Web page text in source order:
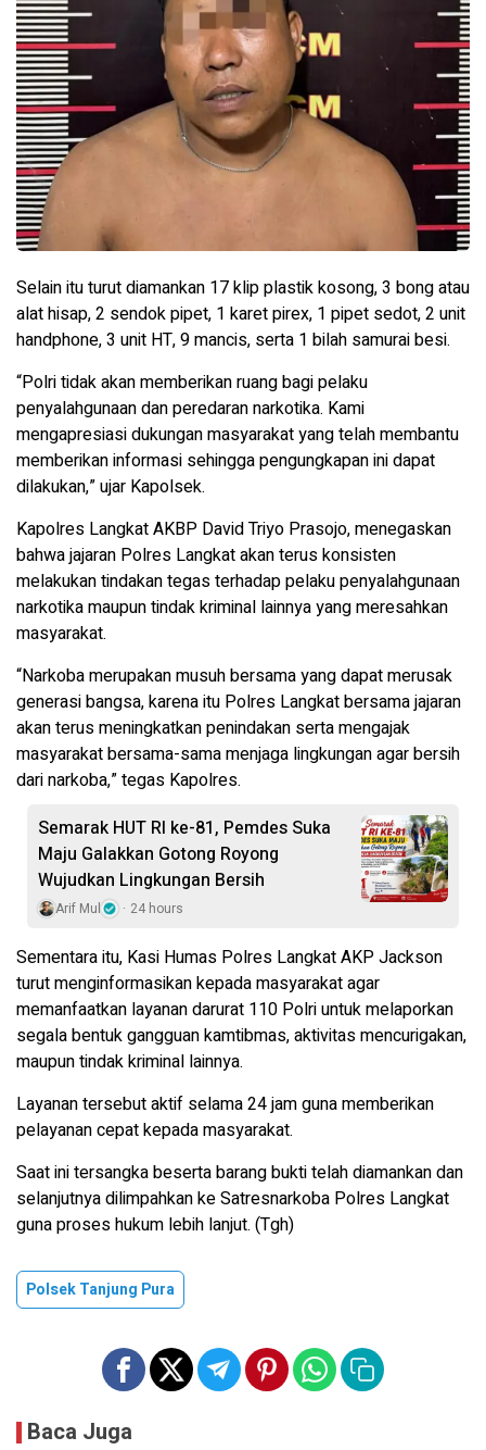
Selain itu turut diamankan 17 klip plastik kosong, 3 bong atau
alat hisap, 2 sendok pipet, 1 karet pirex, 1 pipet sedot, 2 unit
handphone, 3 unit HT, 9 mancis, serta 1 bilah samurai besi.
“Polri tidak akan memberikan ruang bagi pelaku
penyalahgunaan dan peredaran narkotika. Kami
mengapresiasi dukungan masyarakat yang telah membantu
memberikan informasi sehingga pengungkapan ini dapat
dilakukan,” ujar Kapolsek.
Kapolres Langkat AKBP David Triyo Prasojo, menegaskan
bahwa jajaran Polres Langkat akan terus konsisten
melakukan tindakan tegas terhadap pelaku penyalahgunaan
narkotika maupun tindak kriminal lainnya yang meresahkan
masyarakat.
“Narkoba merupakan musuh bersama yang dapat merusak
generasi bangsa, karena itu Polres Langkat bersama jajaran
akan terus meningkatkan penindakan serta mengajak
masyarakat bersama-sama menjaga lingkungan agar bersih
dari narkoba,” tegas Kapolres.
Semarak HUT RI ke-81, Pemdes Suka
Maju Galakkan Gotong Royong
Wujudkan Lingkungan Bersih
Arif Mul 24 hours
Sementara itu, Kasi Humas Polres Langkat AKP Jackson
turut menginformasikan kepada masyarakat agar
memanfaatkan layanan darurat 110 Polri untuk melaporkan
segala bentuk gangguan kamtibmas, aktivitas mencurigakan,
maupun tindak kriminal lainnya.
Layanan tersebut aktif selama 24 jam guna memberikan
pelayanan cepat kepada masyarakat.
Saat ini tersangka beserta barang bukti telah diamankan dan
selanjutnya dilimpahkan ke Satresnarkoba Polres Langkat
guna proses hukum lebih lanjut. (Tgh)
Polsek Tanjung Pura
Baca Juga